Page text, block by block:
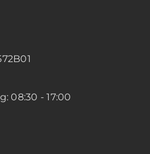
08:30 - 17:00